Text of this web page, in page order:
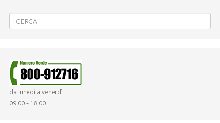
da lunedì a venerdì
09:00 – 18:00